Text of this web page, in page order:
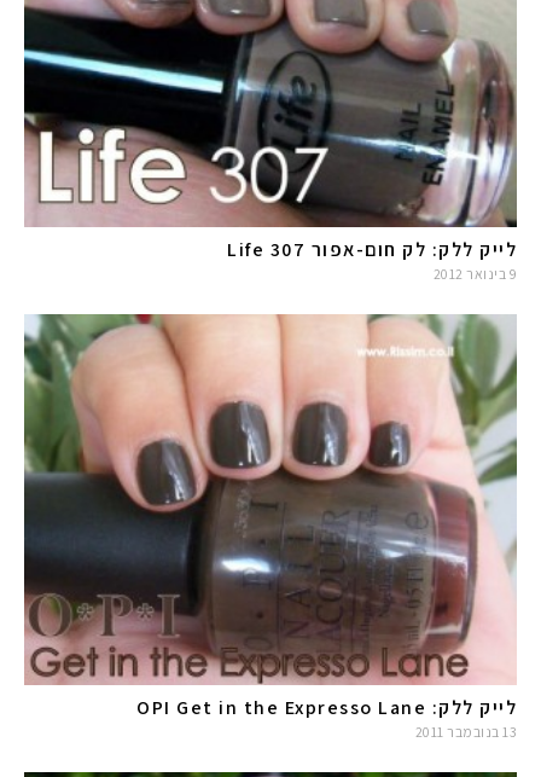
לייק ללק: לק חום-אפור Life 307
9 בינואר 2012
לייק ללק: OPI Get in the Expresso Lane
13 בנובמבר 2011